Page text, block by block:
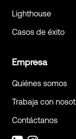
Lighthouse
Casos de éxito
Empresa
Quiénes somos
Trabaja con
Contáctanos